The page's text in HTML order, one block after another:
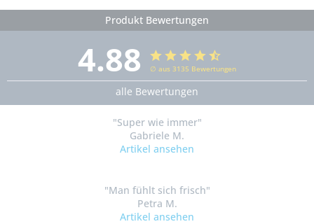
Produkt Bewertungen
4.88 ∅ aus 3135 Bewertungen
alle Bewertungen
"Super wie immer"
Gabriele M.
Artikel ansehen
"Man fühlt sich frisch"
Petra M.
Artikel ansehen